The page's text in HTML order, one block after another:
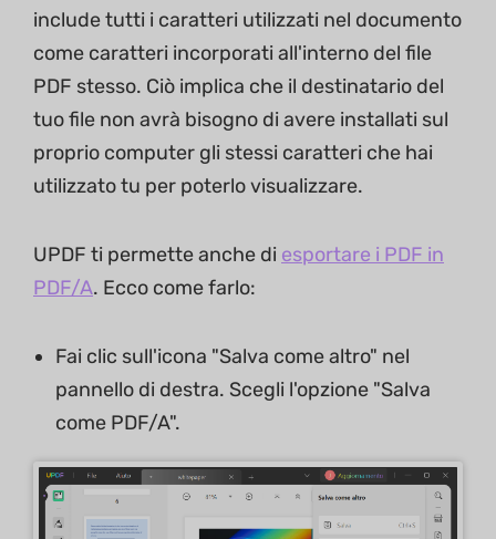
include tutti i caratteri utilizzati nel documento
come caratteri incorporati all'interno del file
PDF stesso. Ciò implica che il destinatario del
tuo file non avrà bisogno di avere installati sul
proprio computer gli stessi caratteri che hai
utilizzato tu per poterlo visualizzare.
UPDF ti permette anche di esportare i PDF in
PDF/A. Ecco come farlo:
Fai clic sull'icona "Salva come altro" nel
pannello di destra. Scegli l'opzione "Salva
come PDF/A".